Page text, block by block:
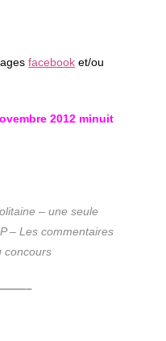
facebook et/ou
2012 minuit
– une seule
– Les commentaires
concours